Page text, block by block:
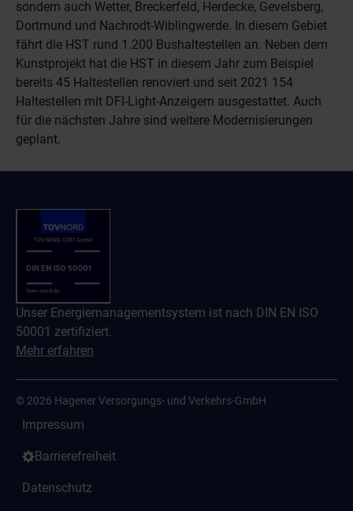
sondern auch Wetter, Breckerfeld, Herdecke, Gevelsberg,
Dortmund und Nachrodt-Wiblingwerde. In diesem Gebiet
fährt die HST rund 1.200 Bushaltestellen an. Neben dem
Kunstprojekt hat die HST in diesem Jahr zum Beispiel
bereits 45 Haltestellen renoviert und seit 2021 154
Haltestellen mit DFI-Light-Anzeigern ausgestattet. Auch
für die nächsten Jahre sind weitere Modernisierungen
geplant.
Unser Energiemanagementsystem ist nach DIN EN ISO
50001 zertifiziert.
Mehr erfahren
© 2026 Hagener Versorgungs- und Verkehrs-GmbH
Impressum
Barrierefreiheit
Datenschutz